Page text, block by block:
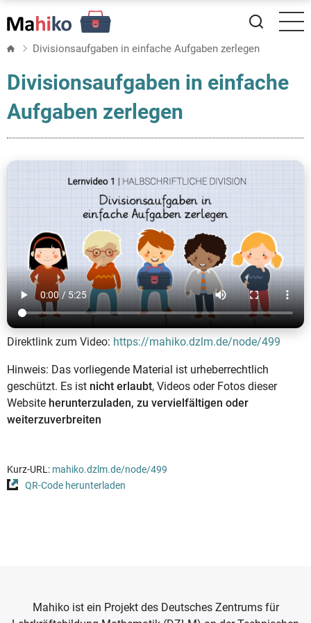
zum
Inhalt
Divisionsaufgaben in einfache Aufgaben zerlegen
Divisionsaufgaben in einfache
Aufgaben zerlegen
Direktlink zum Video: https://mahiko.dzlm.de/node/499
Hinweis: Das vorliegende Material ist urheberrechtlich
geschützt. Es ist nicht erlaubt, Videos oder Fotos dieser
Website herunterzuladen, zu vervielfältigen oder
weiterzuverbreiten
Kurz-URL: mahiko.dzlm.de/node/499
QR-Code herunterladen
Mahiko ist ein Projekt des Deutsches Zentrums für